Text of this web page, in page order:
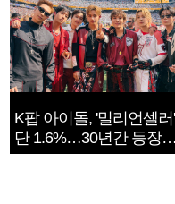
K팝 아이돌, '밀리언셀러'
단 1.6%…30년간 등장
1182개팀 전수조사